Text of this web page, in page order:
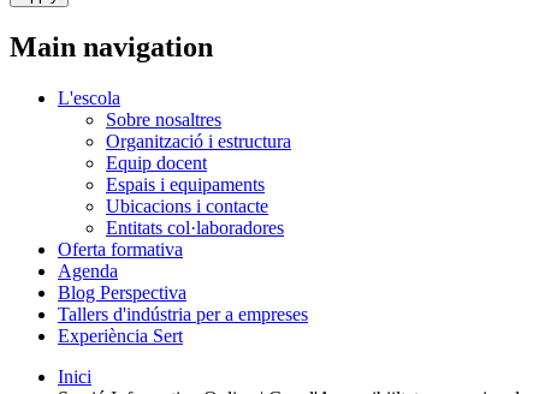
Main navigation
L'escola
Sobre nosaltres
Organització i estructura
Equip docent
Espais i equipaments
Ubicacions i contacte
Entitats col·laboradores
Oferta formativa
Agenda
Blog Perspectiva
Tallers d'indústria per a empreses
Experiència Sert
Inici